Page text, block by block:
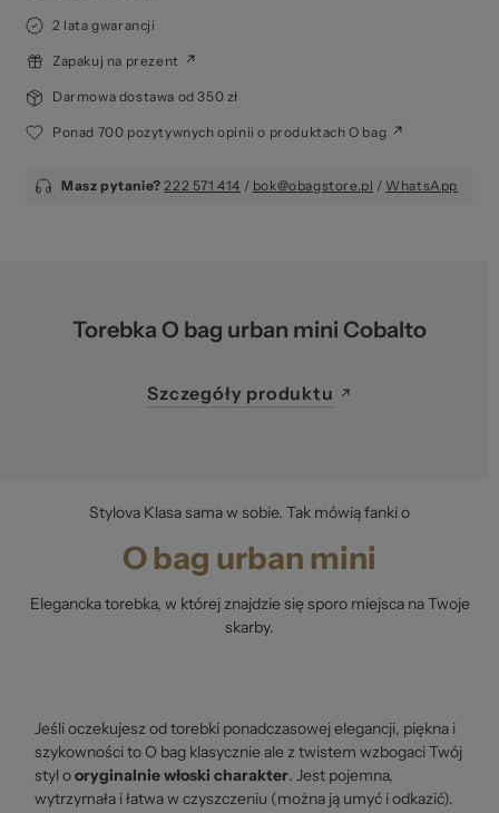
2 lata gwarancji
Zapakuj na prezent
Darmowa dostawa od 350 zł
Ponad 700 pozytywnych opinii o produktach O bag
Masz pytanie? 222 571 414 / bok@obagstore.pl / WhatsApp
Stylova Klasa sama w sobie. Tak mówią fanki o
O bag urban mini
Elegancka torebka, w której znajdzie się sporo miejsca na Twoje
skarby.
Jeśli oczekujesz od torebki ponadczasowej elegancji, piękna i
szykowności to O bag klasycznie ale z twistem wzbogaci Twój
styl ooryginalnie wło­ski charakter. Jest pojemna,
wytrzymała i łatwa w czyszczeniu (można ją umyć i odkazić).
Torebka O bag urban mini Cobalto
Szczegóły produktu